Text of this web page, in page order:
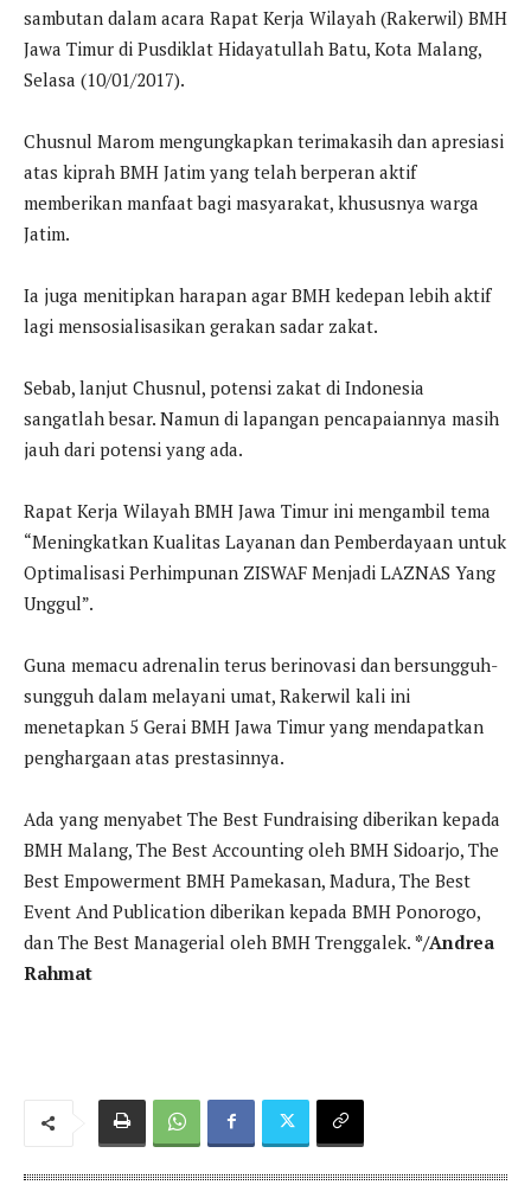
sambutan dalam acara Rapat Kerja Wilayah (Rakerwil) BMH
Jawa Timur di Pusdiklat Hidayatullah Batu, Kota Malang,
Selasa (10/01/2017).
Chusnul Marom mengungkapkan terimakasih dan apresiasi
atas kiprah BMH Jatim yang telah berperan aktif
memberikan manfaat bagi masyarakat, khususnya warga
Jatim.
Ia juga menitipkan harapan agar BMH kedepan lebih aktif
lagi mensosialisasikan gerakan sadar zakat.
Sebab, lanjut Chusnul, potensi zakat di Indonesia
sangatlah besar. Namun di lapangan pencapaiannya masih
jauh dari potensi yang ada.
Rapat Kerja Wilayah BMH Jawa Timur ini mengambil tema
“Meningkatkan Kualitas Layanan dan Pemberdayaan untuk
Optimalisasi Perhimpunan ZISWAF Menjadi LAZNAS Yang
Unggul”.
Guna memacu adrenalin terus berinovasi dan bersungguh-
sungguh dalam melayani umat, Rakerwil kali ini
menetapkan 5 Gerai BMH Jawa Timur yang mendapatkan
penghargaan atas prestasinnya.
Ada yang menyabet The Best Fundraising diberikan kepada
BMH Malang, The Best Accounting oleh BMH Sidoarjo, The
Best Empowerment BMH Pamekasan, Madura, The Best
Event And Publication diberikan kepada BMH Ponorogo,
dan The Best Managerial oleh BMH Trenggalek. */Andrea
Rahmat